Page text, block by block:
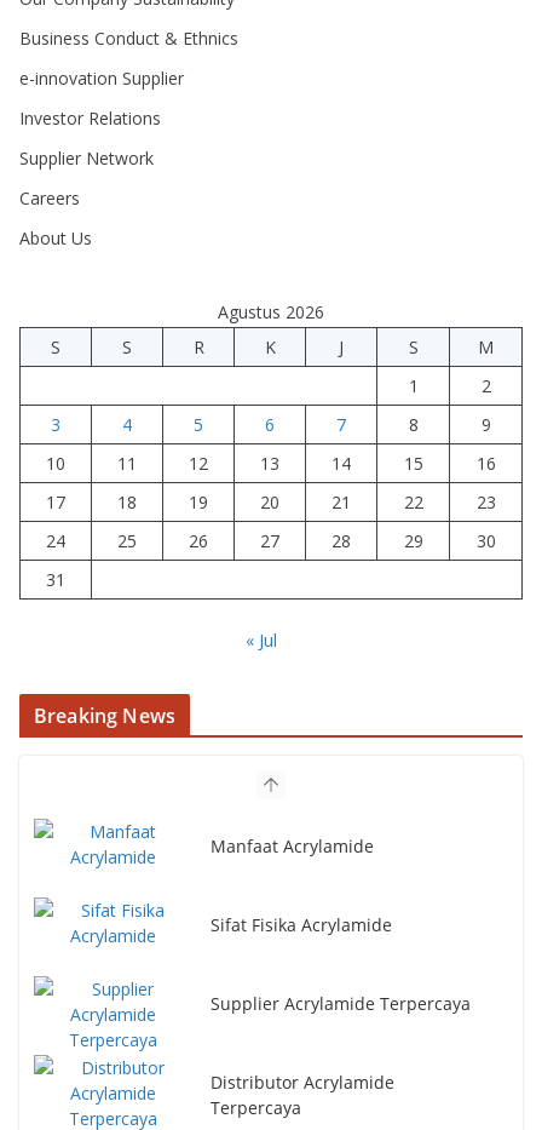
Business Conduct & Ethnics
e-innovation Supplier
Investor Relations
Supplier Network
Careers
About Us
Agustus 2026
S
S R K J S
M
1
2
3
4 5 6 7 8
9
10
11 12 13 14 15
16
17
18 19 20 21 22
23
24
25 26 27 28 29
30
31
« Jul
Breaking News
Manfaat Acrylamide
Sifat Fisika Acrylamide
Supplier Acrylamide Terpercaya
Distributor Acrylamide
Terpercaya